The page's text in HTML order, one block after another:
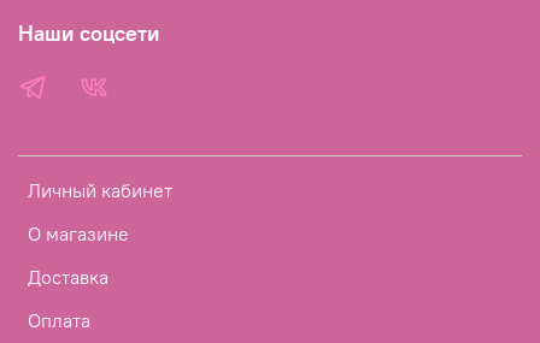
Личный кабинет
О магазине
Доставка
Оплата
Наши соцсети